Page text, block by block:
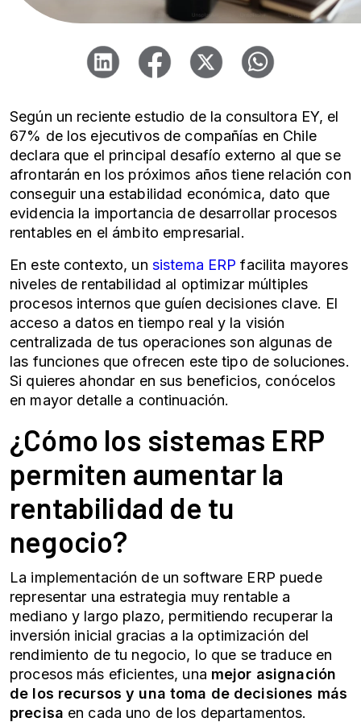
Según un reciente estudio de la consultora EY, el
67% de los ejecutivos de compañías en Chile
declara que el principal desafío externo al que se
afrontarán en los próximos años tiene relación con
conseguir una estabilidad económica, dato que
evidencia la importancia de desarrollar procesos
rentables en el ámbito empresarial.
En este contexto, un sistema ERP facilita mayores
niveles de rentabilidad al optimizar múltiples
procesos internos que guíen decisiones clave. El
acceso a datos en tiempo real y la visión
centralizada de tus operaciones son algunas de
las funciones que ofrecen este tipo de soluciones.
Si quieres ahondar en sus beneficios, conócelos
en mayor detalle a continuación.
¿Cómo los sistemas ERP
permiten aumentar la
rentabilidad de tu
negocio?
La implementación de un software ERP puede
representar una estrategia muy rentable a
mediano y largo plazo, permitiendo recuperar la
inversión inicial gracias a la optimización del
rendimiento de tu negocio, lo que se traduce en
procesos más eficientes, una mejor asignación
de los recursos y una toma de decisiones más
precisa en cada uno de los departamentos.